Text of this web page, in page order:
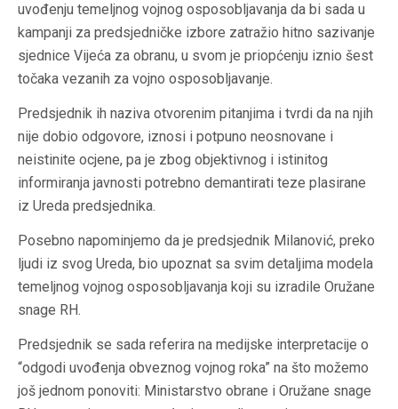
uvođenju temeljnog vojnog osposobljavanja da bi sada u
kampanji za predsjedničke izbore zatražio hitno sazivanje
sjednice Vijeća za obranu, u svom je priopćenju iznio šest
točaka vezanih za vojno osposobljavanje.
Predsjednik ih naziva otvorenim pitanjima i tvrdi da na njih
nije dobio odgovore, iznosi i potpuno neosnovane i
neistinite ocjene, pa je zbog objektivnog i istinitog
informiranja javnosti potrebno demantirati teze plasirane
iz Ureda predsjednika.
Posebno napominjemo da je predsjednik Milanović, preko
ljudi iz svog Ureda, bio upoznat sa svim detaljima modela
temeljnog vojnog osposobljavanja koji su izradile Oružane
snage RH.
Predsjednik se sada referira na medijske interpretacije o
“odgodi uvođenja obveznog vojnog roka” na što možemo
još jednom ponoviti: Ministarstvo obrane i Oružane snage